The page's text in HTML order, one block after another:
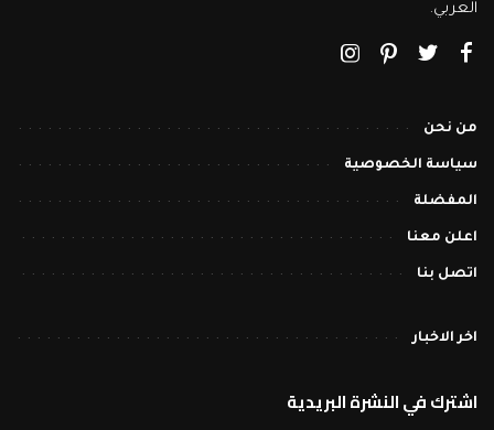
العربي.
من نحن
سياسة الخصوصية
المفضلة
اعلن معنا
اتصل بنا
اخر الاخبار
اشترك في النشرة البريدية